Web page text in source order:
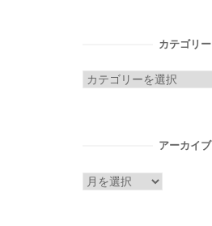
カテゴリー
カ
アーカイブ
ア